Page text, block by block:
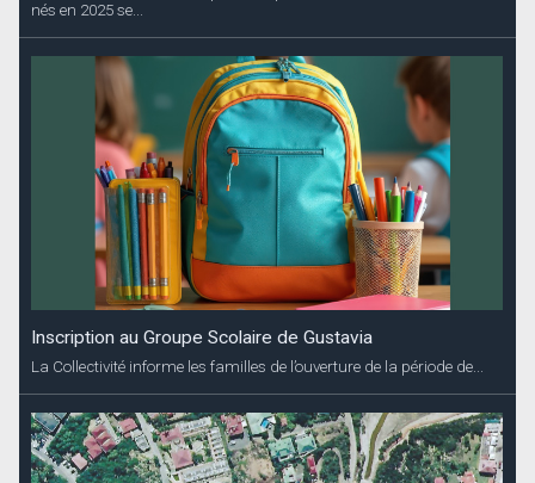
nés en 2025 se...
Inscription au Groupe Scolaire de Gustavia
La Collectivité informe les familles de l’ouverture de la période de...